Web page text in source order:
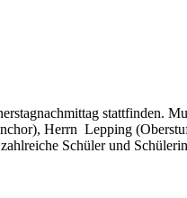
stattfinden.
Herrn Lepping
Schüler und